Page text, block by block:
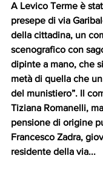
A Levico Terme è
presepe di via
della cittadina, un
scenografico con
dipinte a mano, che
metà di quella che
del munistiero”. Il
Tiziana Romanelli,
pensione di origine
Francesco Zadra,
residente della via...